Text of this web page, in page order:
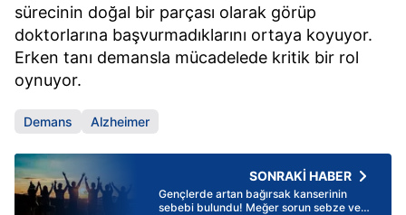
sürecinin doğal bir parçası olarak görüp
doktorlarına başvurmadıklarını ortaya koyuyor.
Erken tanı demansla mücadelede kritik bir rol
oynuyor.
Demans Alzheimer
SONRAKİ HABER
Gençlerde artan bağırsak kanserinin
sebebi bulundu! Meğer sorun sebze ve